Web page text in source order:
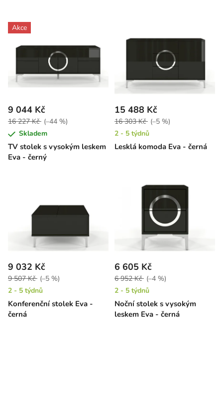
Akce
TV stolek s vysokým leskem
Eva - černý
9 044 Kč
16 227 Kč (–44 %)
Skladem
Lesklá komoda Eva - černá
15 488 Kč
16 303 Kč (–5 %)
2 - 5 týdnů
Konferenční stolek Eva -
černá
9 032 Kč
9 507 Kč (–5 %)
2 - 5 týdnů
Noční stolek s vysokým
leskem Eva - černá
6 605 Kč
6 952 Kč (–4 %)
2 - 5 týdnů